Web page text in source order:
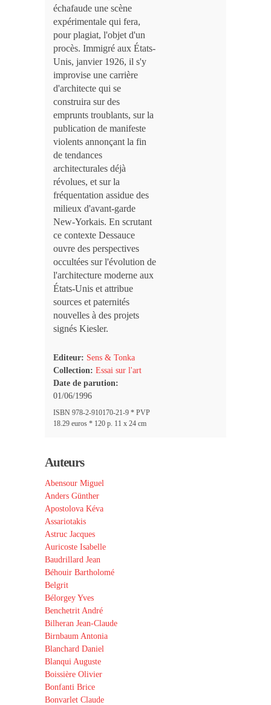
échafaude une scène
expérimentale qui fera,
pour plagiat, l'objet d'un
procès. Immigré aux États-
Unis, janvier 1926, il s'y
improvise une carrière
d'architecte qui se
construira sur des
emprunts troublants, sur la
publication de manifeste
violents annonçant la fin
de tendances
architecturales déjà
révolues, et sur la
fréquentation assidue des
milieux d'avant-garde
New-Yorkais. En scrutant
ce contexte Dessauce
ouvre des perspectives
occultées sur l'évolution de
l'architecture moderne aux
États-Unis et attribue
sources et paternités
nouvelles à des projets
signés Kiesler.
Editeur: Sens & Tonka
Collection: Essai sur l'art
Date de parution:
01/06/1996
ISBN 978-2-910170-21-9 * PVP
18.29 euros * 120 p. 11 x 24 cm
Auteurs
Abensour Miguel
Anders Günther
Apostolova Kéva
Assariotakis
Astruc Jacques
Auricoste Isabelle
Baudrillard Jean
Béhouir Bartholomé
Belgrit
Bélorgey Yves
Benchetrit André
Bilheran Jean-Claude
Birnbaum Antonia
Blanchard Daniel
Blanqui Auguste
Boissière Olivier
Bonfanti Brice
Bonvarlet Claude